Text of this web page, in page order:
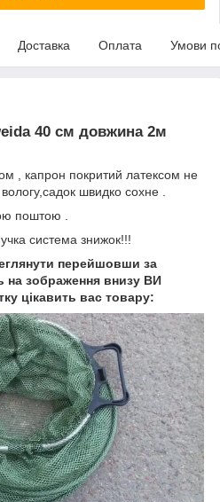
Доставка Оплата Умови
40 см довжина 2м
, капрон покритий латексом не
швидко сохне .
поштою .
система знижок!!!
перейшовши за
на зображення внизу ВИ
цікавить вас товару: